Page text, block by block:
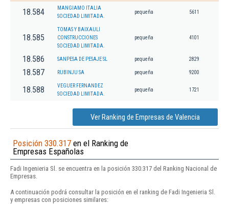
18.584
MANGIAMO ITALIA
SOCIEDAD LIMITADA.
pequeña 5611
18.585
TOMAS Y BAIXAULI
CONSTRUCCIONES
SOCIEDAD LIMITADA.
pequeña 4101
18.586 SANPESA DE PESAJE SL pequeña 2829
18.587 RUBINJU SA pequeña 9200
18.588
VEGUER FERNANDEZ
SOCIEDAD LIMITADA.
pequeña 1721
Ver Ranking de Empresas de Valencia
Posición 330.317 en el Ranking de
Empresas Españolas
Fadi Ingenieria Sl. se encuentra en la posición 330.317 del Ranking Nacional de
Empresas.
A continuación podrá consultar la posición en el ranking de Fadi Ingenieria Sl.
y empresas con posiciones similares: